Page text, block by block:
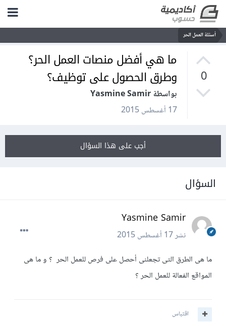
أسئلة العمل الحر
0
ما هي أفضل منصات العمل الحر؟
وطرق الحصول على توظيف؟
بواسطة Yasmine Samir
17 أغسطس 2015
أجب على هذا السؤال
السؤال
Yasmine Samir
نشر17 أغسطس 2015
ما هى الطرق التى تجعلنى أحصل على فرص للعمل الحر ؟ و ما هى
المواقع الفعالة للعمل الحر ؟
اقتباس